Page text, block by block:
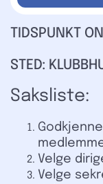
TIDSPUNKT
STED:
Saksliste:
Velge
Velge